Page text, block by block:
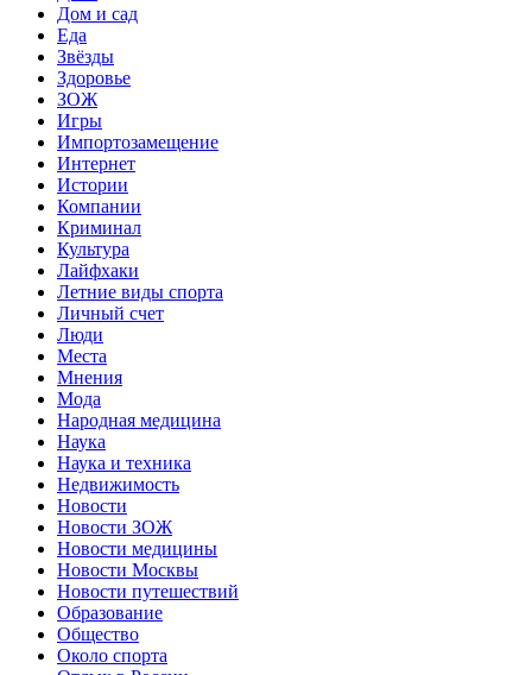
Дом и сад
Еда
Звёзды
Здоровье
ЗОЖ
Игры
Импортозамещение
Интернет
Истории
Компании
Криминал
Культура
Лайфхаки
Летние виды спорта
Личный счет
Люди
Места
Мнения
Мода
Народная медицина
Наука
Наука и техника
Недвижимость
Новости
Новости ЗОЖ
Новости медицины
Новости Москвы
Новости путешествий
Образование
Общество
Около спорта